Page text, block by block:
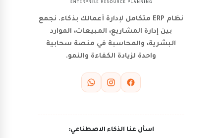
نظام ERP متكامل لإدارة أعمالك بذكاء. نجمع
بين إدارة المشاريع، المبيعات، الموارد
البشرية، والمحاسبة في منصة سحابية
واحدة لزيادة الكفاءة والنمو.
اسأل عنا الذكاء الاصطناعي: